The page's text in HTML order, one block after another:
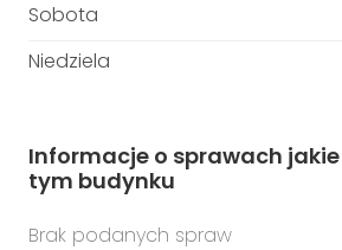
Sobota
Niedziela
Informacje o sprawach jakie
tym budynku
Brak podanych spraw